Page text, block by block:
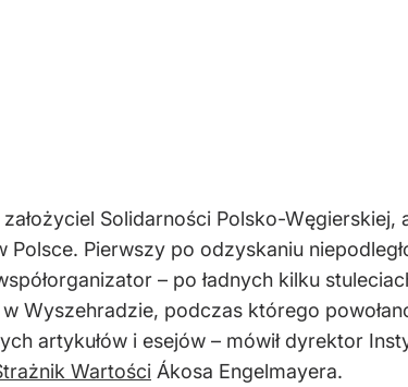
założyciel Solidarności Polsko-
Polsce. Pierwszy po odzyskaniu
– po ładnych kilku
Wyszehradzie, podczas którego
artykułów i esejów – mówił dyrektor
Wartości Ákosa Engelmayera.